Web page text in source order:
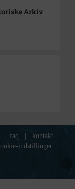
Arkiv
faq kontakt
indstillinger